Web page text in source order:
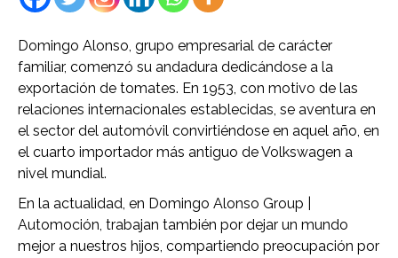
Domingo Alonso, grupo empresarial de carácter
familiar, comenzó su andadura dedicándose a la
exportación de tomates. En 1953, con motivo de las
relaciones internacionales establecidas, se aventura en
el sector del automóvil convirtiéndose en aquel año, en
el cuarto importador más antiguo de Volkswagen a
nivel mundial.
En la actualidad, en Domingo Alonso Group |
Automoción, trabajan también por dejar un mundo
mejor a nuestros hijos, compartiendo preocupación por